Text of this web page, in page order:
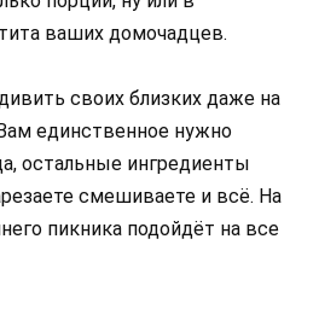
ваших домочадцев.
своих близких даже на
единственное нужно
остальные ингредиенты
смешиваете и всё. На
пикника подойдёт на все